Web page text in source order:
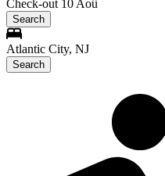
Check-out 10 Aoû
Search
Atlantic City, NJ
Search